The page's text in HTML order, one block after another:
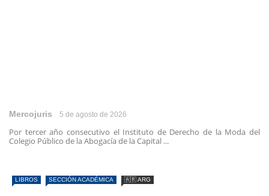
Mercojuris 5 de agosto de 2026
Por tercer año consecutivo el Instituto de Derecho de la Moda del
Colegio Público de la Abogacía de la Capital ...
LIBROS SECCIÓN ACADÉMICA 🇦🇷 ARG